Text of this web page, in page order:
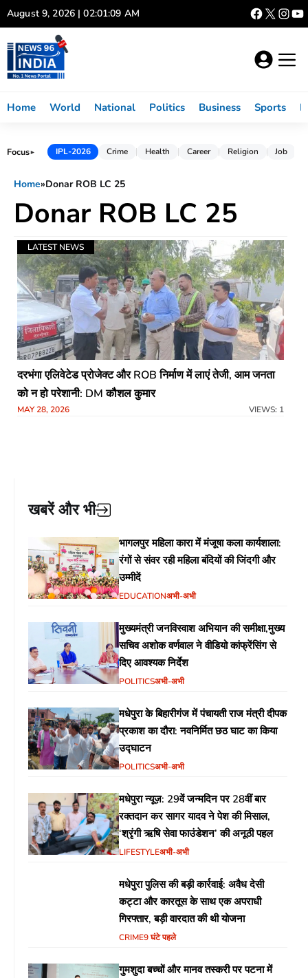
Skip
to
content
August 9, 2026 | 02:01:09 AM
Home World National Politics Business Sports
Focus► IPL-2026 Crime Health Career Religion Job
Home»Donar ROB LC 25
Donar ROB LC 25
LATEST NEWS
दरभंगा एलिवेटेड प्रोजेक्ट और ROB निर्माण में लाएं तेजी, आम जनता
को न हो परेशानी: DM कौशल कुमार
MAY 28, 2026 VIEWS: 1
खबरें और भी
भागलपुर महिला कारा में मंजूषा कला कार्यशाला:
रंगों से संवर रही महिला बंदियों की जिंदगी और
उम्मीदें
EDUCATIONअभी-अभी
मुख्यमंत्री जनविस्वाश अभियान की समीक्षा,मुख्य
सचिव अशोक वर्णवाल ने वीडियो कांफ्रेंसिंग से
दिए आवश्यक निर्देश
POLITICSअभी-अभी
मधेपुरा के बिहारीगंज में पंचायती राज मंत्री दीपक
प्रकाश का दौरा: नवनिर्मित छठ घाट का किया
उद्घाटन
POLITICSअभी-अभी
मधेपुरा न्यूज़: 29वें जन्मदिन पर 28वीं बार
रक्तदान कर सागर यादव ने पेश की मिसाल,
‘श्रृंगी ऋषि सेवा फाउंडेशन’ की अनूठी पहल
LIFESTYLEअभी-अभी
मधेपुरा पुलिस की बड़ी कार्रवाई: अवैध देसी
कट्टा और कारतूस के साथ एक अपराधी
गिरफ्तार, बड़ी वारदात की थी योजना
CRIME9 घंटे पहले
गुमशुदा बच्चों और मानव तस्करी पर पटना में